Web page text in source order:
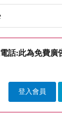
話:此為免費廣
登入會員